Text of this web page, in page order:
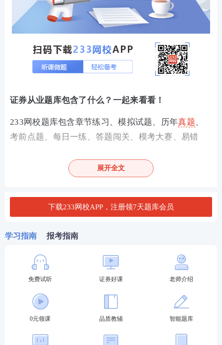
证券从业题库包含了什么？一起来看看！
233网校题库包含章节练习、模拟试题、历年真题、
考前点题、每日一练、答题闯关、模考大赛、易错
题集等辅助栏目助你快速找到相关试题，及时查漏补
生需求。赶紧下载刷题吧>>
展开全文
下载233网校APP，注册领7天题库会员
学习指南 报考指南
免费试听 证券好课 老师介绍
0元领课 品质教辅 智能题库